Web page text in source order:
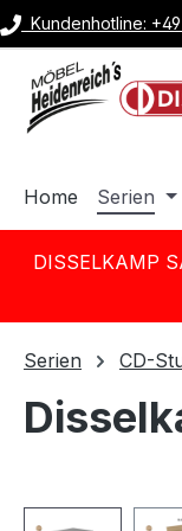
Hauptinhalt
Zur Suche
Zur
Kundenhotline:
Home Serien
DISSELKAMP
Serien CD-
Bildergalerie